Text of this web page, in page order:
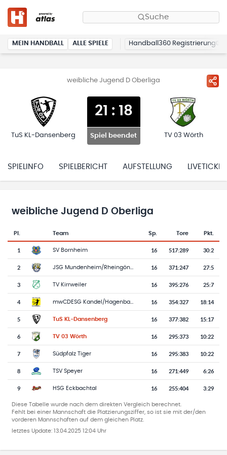
Suche
MEIN HANDBALL ALLE SPIELE Handball360 Registrierung
weibliche Jugend D Oberliga
TuS KL-Dansenberg
21 : 18
Spiel beendet TV 03 Wörth
SPIELINFO SPIELBERICHT AUFSTELLUNG LIVETICKER
weibliche Jugend D Oberliga
Tabelle mit Vereinsplatzierungen, Spielen, Toren und Punkten
Pl.
Team-Logo
Team Sp. Tore Pkt.
1 SV Bornheim 16 517:289 30:2
2 JSG Mundenheim/Rheingönheim 16 371:247 27:5
3 TV Kirrweiler 16 395:276 25:7
4 mwCDESG Kandel/Hagenbach 16 354:327 18:14
5 TuS KL-Dansenberg 16 377:382 15:17
6 TV 03 Wörth 16 295:373 10:22
7 Südpfalz Tiger 16 295:383 10:22
8 TSV Speyer 16 271:449 6:26
9 HSG Eckbachtal 16 255:404 3:29
Diese Tabelle wurde nach dem direkten Vergleich berechnet.
Fehlt bei einer Mannschaft die Platzierungsziffer, so ist sie mit der/den
vorderen Mannschaften auf dem gleichen Platz.
letztes Update: 13.04.2025 12:04 Uhr